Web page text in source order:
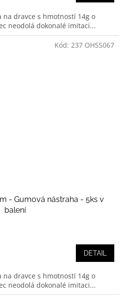
na dravce s hmotností 14g o
neodolá dokonalé imitaci...
- Gumová nástraha - 5ks v
balení
DETAIL
na dravce s hmotností 14g o
neodolá dokonalé imitaci...
Kód: 237 OH5S067